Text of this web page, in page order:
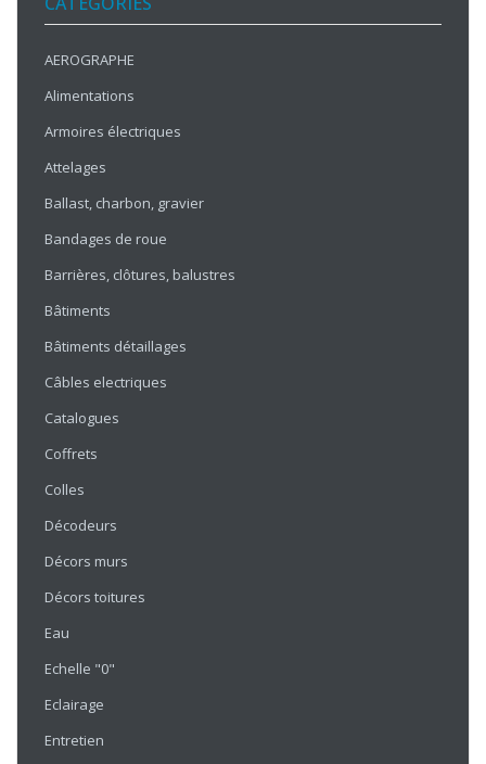
AEROGRAPHE
Alimentations
Armoires électriques
Attelages
Ballast, charbon, gravier
Bandages de roue
Barrières, clôtures, balustres
Bâtiments
Bâtiments détaillages
Câbles electriques
Catalogues
Coffrets
Colles
Décodeurs
Décors murs
Décors toitures
Eau
Echelle "0"
Eclairage
Entretien